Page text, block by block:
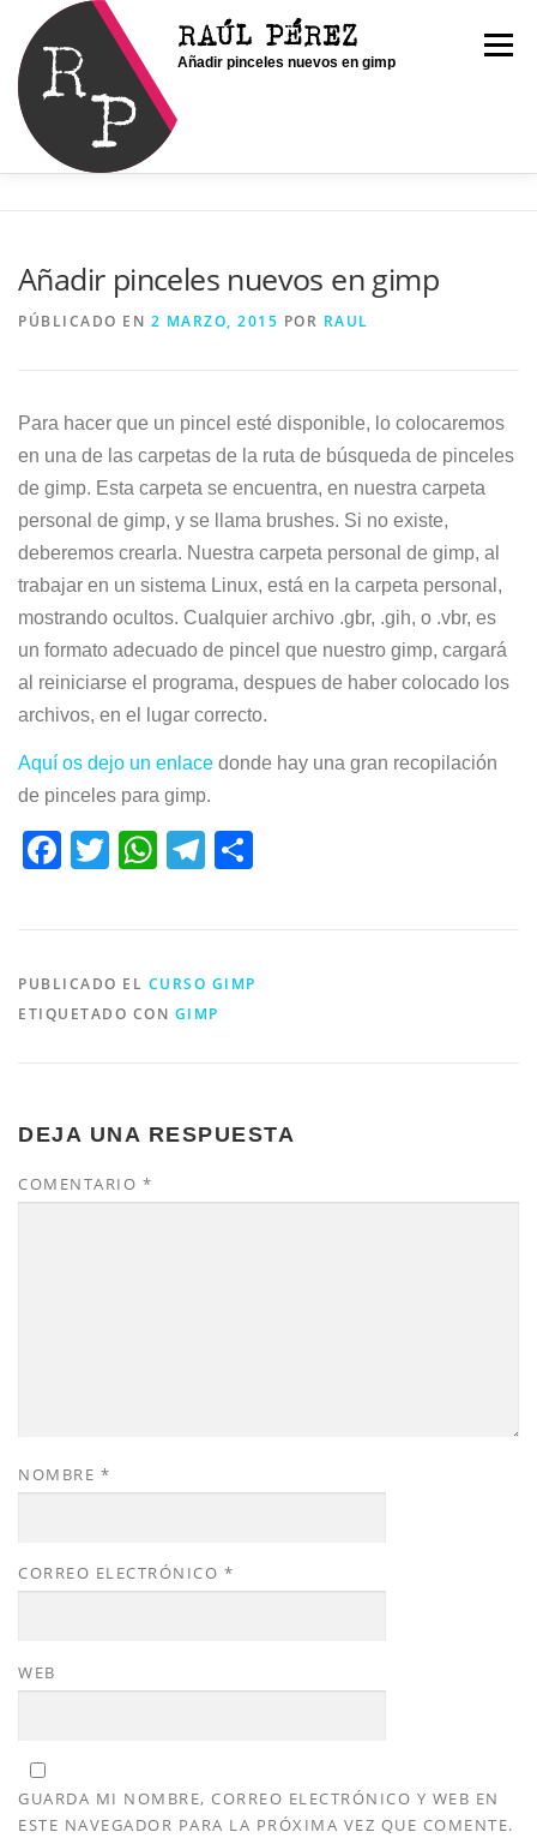
contenido
RAÚL PÉREZ
Añadir pinceles nuevos en gimp
Menú
Añadir pinceles nuevos en gimp
PÚBLICADO EN 2 MARZO, 2015 POR RAUL
Para hacer que un pincel esté disponible, lo colocaremos
en una de las carpetas de la ruta de búsqueda de pinceles
de gimp. Esta carpeta se encuentra, en nuestra carpeta
personal de gimp, y se llama brushes. Si no existe,
deberemos crearla. Nuestra carpeta personal de gimp, al
trabajar en un sistema Linux, está en la carpeta personal,
mostrando ocultos. Cualquier archivo .gbr, .gih, o .vbr, es
un formato adecuado de pincel que nuestro gimp, cargará
al reiniciarse el programa, despues de haber colocado los
archivos, en el lugar correcto.
Aquí os dejo un enlace donde hay una gran recopilación
de pinceles para gimp.
Facebook
Twitter
WhatsApp
Telegram
PUBLICADO EL CURSO GIMP
ETIQUETADO CON GIMP
DEJA UNA RESPUESTA
COMENTARIO *
NOMBRE *
CORREO ELECTRÓNICO *
WEB
GUARDA MI NOMBRE, CORREO ELECTRÓNICO Y WEB EN
ESTE NAVEGADOR PARA LA PRÓXIMA VEZ QUE COMENTE.